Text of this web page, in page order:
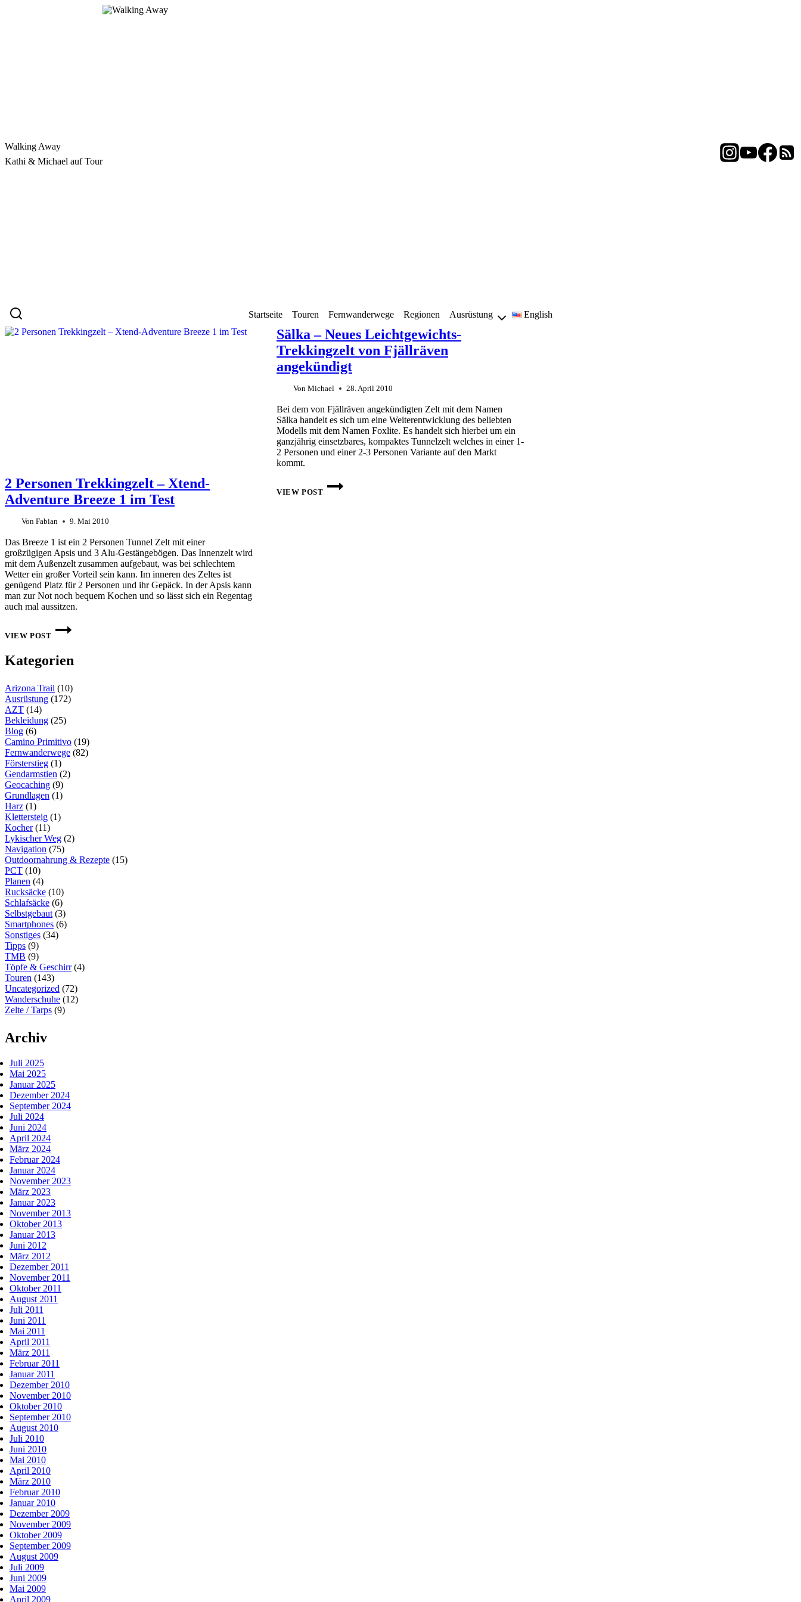
Walking Away
Kathi & Michael auf Tour
Startseite Touren Fernwanderwege Regionen Ausrüstung English
2 Personen Trekkingzelt – Xtend-
Adventure Breeze 1 im Test
Von Fabian 9. Mai 2010
Das Breeze 1 ist ein 2 Personen Tunnel Zelt mit einer
großzügigen Apsis und 3 Alu-Gestängebögen. Das Innenzelt wird
mit dem Außenzelt zusammen aufgebaut, was bei schlechtem
Wetter ein großer Vorteil sein kann. Im inneren des Zeltes ist
genügend Platz für 2 Personen und ihr Gepäck. In der Apsis kann
man zur Not noch bequem Kochen und so lässt sich ein Regentag
auch mal aussitzen.
VIEW POSTPERSONEN
XTEND-
1
IM
TEST
Sälka – Neues Leichtgewichts-
Trekkingzelt von Fjällräven
angekündigt
Von Michael 28. April 2010
Bei dem von Fjällräven angekündigten Zelt mit dem Namen
Sälka handelt es sich um eine Weiterentwicklung des beliebten
Modells mit dem Namen Foxlite. Es handelt sich hierbei um ein
ganzjährig einsetzbares, kompaktes Tunnelzelt welches in einer 1-
2 Personen und einer 2-3 Personen Variante auf den Markt
kommt.
VIEW POST
SÄLKA
–
Kategorien
Arizona Trail (10)
Ausrüstung (172)
AZT (14)
Bekleidung (25)
Blog (6)
Camino Primitivo (19)
Fernwanderwege (82)
Försterstieg (1)
Gendarmstien (2)
Geocaching (9)
Grundlagen (1)
Harz (1)
Klettersteig (1)
Kocher(11)
Lykischer Weg (2)
Navigation (75)
Outdoornahrung & Rezepte (15)
PCT (10)
Planen (4)
Rucksäcke (10)
Schlafsäcke (6)
Selbstgebaut (3)
Smartphones (6)
Sonstiges (34)
Tipps (9)
TMB (9)
Töpfe & Geschirr(4)
Touren (143)
Uncategorized (72)
Wanderschuhe (12)
Zelte / Tarps (9)
Archiv
Juli 2025
Mai 2025
Januar 2025
Dezember 2024
September 2024
Juli 2024
Juni 2024
April 2024
März 2024
Februar 2024
Januar 2024
November 2023
März 2023
Januar 2023
November 2013
Oktober 2013
Januar 2013
Juni 2012
März 2012
Dezember 2011
November 2011
Oktober 2011
August 2011
Juli 2011
Juni 2011
Mai 2011
April 2011
März 2011
Februar 2011
Januar 2011
Dezember 2010
November 2010
Oktober 2010
September 2010
August 2010
Juli 2010
Juni 2010
Mai 2010
April 2010
März 2010
Februar 2010
Januar 2010
Dezember 2009
November 2009
Oktober 2009
September 2009
August 2009
Juli 2009
Juni 2009
Mai 2009
April 2009